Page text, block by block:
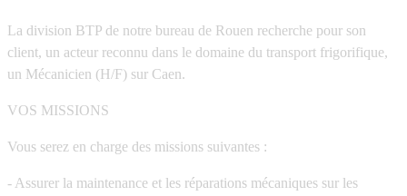
La division BTP de notre bureau de Rouen recherche pour son
client, un acteur reconnu dans le domaine du transport frigorifique,
un Mécanicien (H/F) sur Caen.
VOS MISSIONS
Vous serez en charge des missions suivantes :
- Assurer la maintenance et les réparations mécaniques sur les